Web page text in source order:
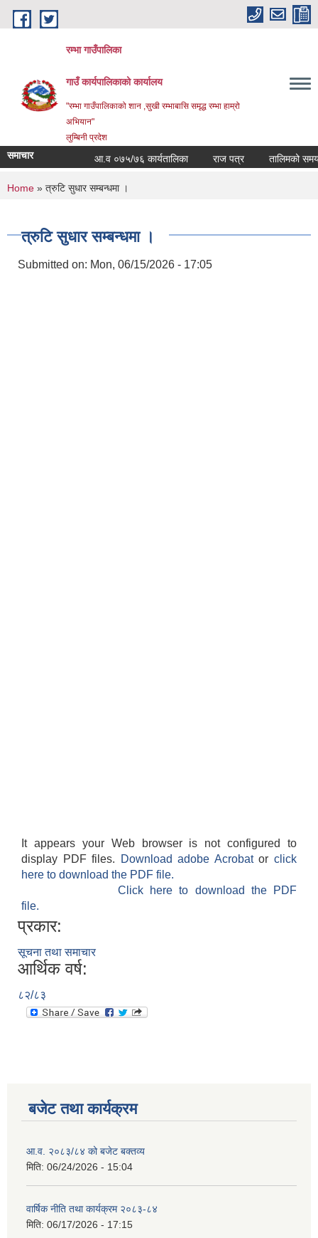
Skip to main content
रम्भा गाउँपालिका
गाउँ कार्यपालिकाको कार्यालय
"रम्भा गाउँपालिकाको शान ,सुखी रम्भाबासि समृद्ध रम्भा हाम्रो
अभियान"
लुम्बिनी प्रदेश
समाचार आ.व ०७५/७६ कार्यतालिका राज पत्र तालिमको समय
You are here
Home » त्रुटि सुधार सम्बन्धमा ।
त्रुटि सुधार सम्बन्धमा ।
Submitted on: Mon, 06/15/2026 - 17:05
It appears your Web browser is not configured to
display PDF files.
Download adobe Acrobatorclick
here to download the PDF file.
Click here to download the PDF
file.
प्रकार:
सूचना तथा समाचार
आर्थिक वर्ष:
८२/८३
बजेट तथा कार्यक्रम
आ.व. २०८३/८४ को बजेट बक्तव्य
मिति: 06/24/2026 - 15:04
वार्षिक नीति तथा कार्यक्रम २०८३-८४
मिति: 06/17/2026 - 17:15